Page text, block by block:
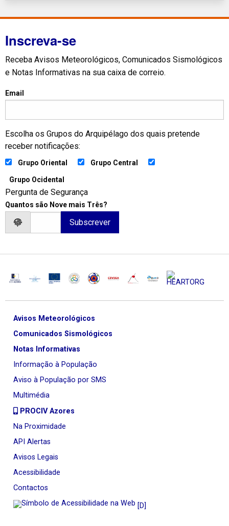
Inscreva-se
Receba Avisos Meteorológicos, Comunicados Sismológicos
e Notas Informativas na sua caixa de correio.
Email
Escolha os Grupos do Arquipélago dos quais pretende
receber notificações:
Grupo Oriental Grupo Central
Grupo Ocidental
Pergunta de Segurança
Quantos são Nove mais Três?
Avisos Meteorológicos
Comunicados Sismológicos
Notas Informativas
Informação à População
Aviso à População por SMS
Multimédia
PROCIV Azores
Na Proximidade
API Alertas
Avisos Legais
Acessibilidade
Contactos
[D]